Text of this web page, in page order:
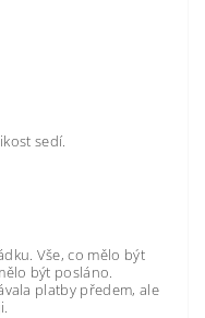
sedí.
Vše, co mělo být
být posláno.
platby předem, ale